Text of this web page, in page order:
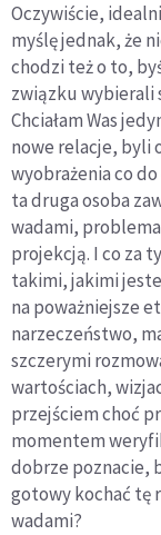
Oczywiście,
myślę jednak, że
chodzi też o to,
związku wybierali
Chciałam Was
nowe relacje, byli
wyobrażenia co
ta druga osoba
wadami,
projekcją. I co za
takimi, jakimi
na poważniejsze
narzeczeństwo,
szczerymi
wartościach,
przejściem choć
momentem
dobrze poznacie,
gotowy kochać tę
wadami?